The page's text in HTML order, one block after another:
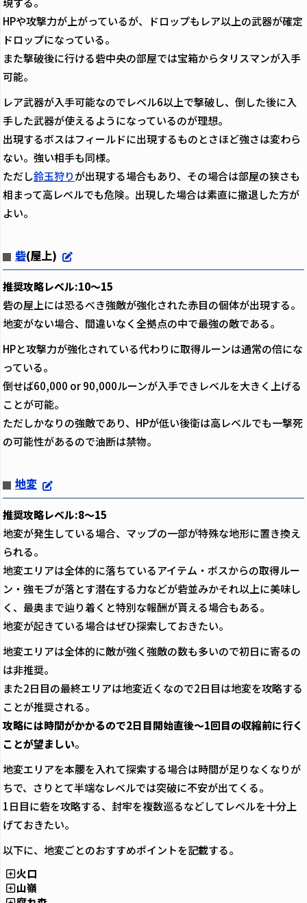
HPや攻撃力が上がっているが、ドロップもレア以上の武器が確定
ドロップになっている。
また撃破後に行ける砦中央の部屋では宝箱からタリスマンが入手
可能。
レア武器が入手可能なのでレベル6以上で撃破し、倒した後に入
手した武器が使えるようになっているのが理想。
出現するボスはフィールドに出現するものとさほど強さは変わら
ない。強い相手も同様。
ただし鈴玉狩りが出現する場合もあり、その場合は部屋の狭さも
相まって高レベルでも危険。出現した場合は素直に撤退した方が
よい。
砦(屋上)
推奨攻略レベル:10～15
砦の屋上には恐るべき強敵が強化された赤目の個体が出現する。
地変がない場合、間違いなく全拠点の中で最強の敵である。
HPと攻撃力が強化されている代わりに取得ルーンは通常の倍にな
っている。
倒せば60,000 or 90,000ルーンが入手できレベルを大きく上げる
ことが可能。
ただしかなりの強敵であり、HPが低い後衛は高レベルでも一撃死
の可能性があるので油断は禁物。
地変
推奨攻略レベル:8～15
地変が発生している場合、マップの一部が特殊な地形に置き換え
られる。
地変エリアは全体的に落ちているアイテム・ボスからの取得ルー
ン・強モブが落とす潜在する力などが砦並みかそれ以上に美味し
く、最奥まで辿り着くと特別な報酬が貰える場合もある。
地変が起きている場合はぜひ探索しておきたい。
地変エリアは全体的に敵が強く強敵の数も多いので初日に寄るの
は非推奨。
また2日目の最終エリアは地変近くなので2日目は地変を攻略する
ことが推奨される。
攻略には時間がかかるので2日目開始直後～1回目の収縮前に行く
ことが望ましい。
地変エリアを本腰を入れて探索する場合は時間が足りなくなりが
ちで、さりとて半端なレベルでは突破に不安が出てくる。
1日目に砦を攻略する、封牢を複数巡るなどしてレベルを十分上
げておきたい。
以下に、地変ごとのおすすめポイントを記載する。
火口
山嶺